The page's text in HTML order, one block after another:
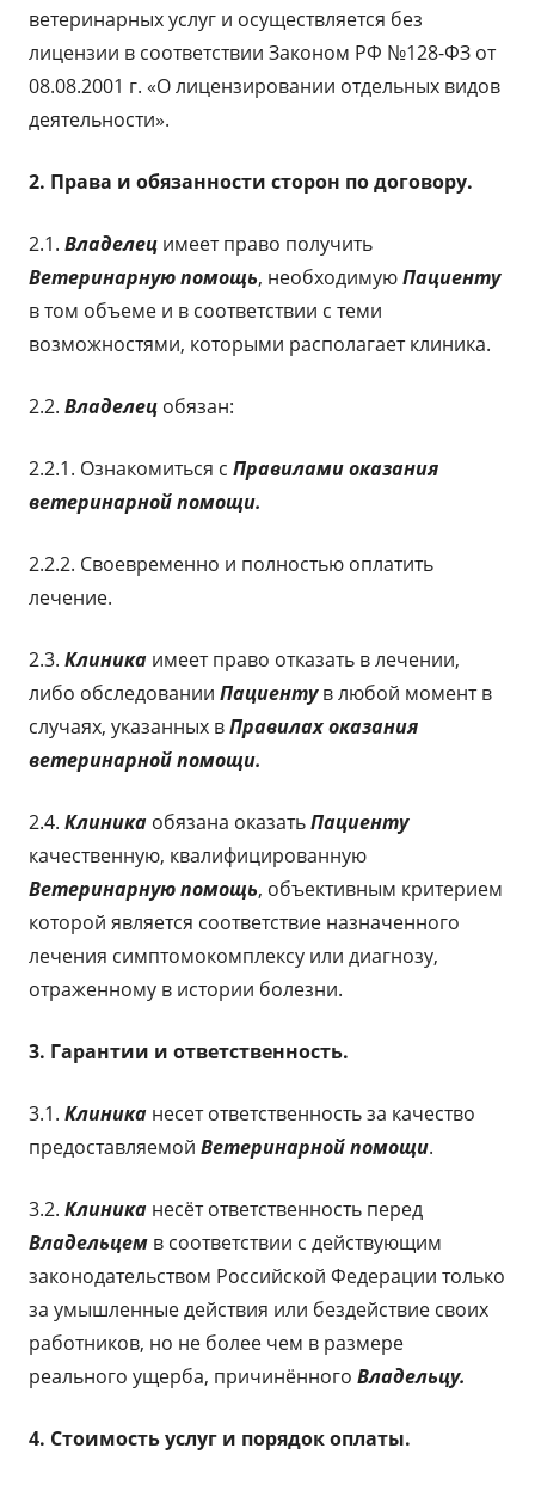
ветеринарных услуг и осуществляется без
лицензии в соответствии Законом РФ №128-ФЗ от
08.08.2001 г. «О лицензировании отдельных видов
деятельности».
2. Права и обязанности сторон по договору.
2.1. Владелец имеет право получить
Ветеринарную помощь, необходимуюПациенту
в том объеме и в соответствии с теми
возможностями, которыми располагает клиника.
2.2. Владелец обязан:
2.2.1. Ознакомиться с Правиламиоказания
ветеринарной помощи.
2.2.2. Своевременно и полностью оплатить
лечение.
2.3. Клиника имеет право отказать в лечении,
либо обследовании Пациенту в любой момент в
случаях, указанных вПравилах оказания
ветеринарной помощи.
2.4. Клиника обязана оказатьПациенту
качественную, квалифицированную
Ветеринарную помощь, объективным критерием
которой является соответствие назначенного
лечения симптомокомплексу или диагнозу,
отраженному в истории болезни.
3. Гарантии и ответственность.
3.1. Клиника несет ответственность за качество
предоставляемой Ветеринарной помощи.
3.2. Клиника несёт ответственность перед
Владельцем в соответствии с действующим
законодательством Российской Федерации только
за умышленные действия или бездействие своих
работников, но не более чем в размере
реального ущерба, причинённого Владельцу.
4. Стоимость услуг и порядок оплаты.